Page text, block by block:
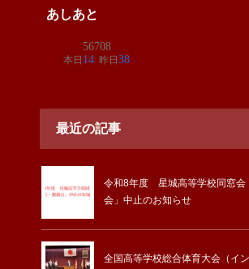
あしあと
最近の記事
令和8年度 星城高等学校同窓
会」中止のお知らせ
全国高等学校総合体育大会（イ